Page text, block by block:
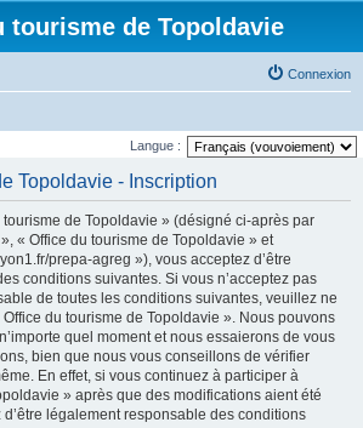
tourisme de Topoldavie
Connexion
Langue :
Topoldavie - Inscription
tourisme de Topoldavie » (désigné ci-après par
« Office du tourisme de Topoldavie » et
prepa-agreg »), vous acceptez d’être
conditions suivantes. Si vous n’acceptez pas
de toutes les conditions suivantes, veuillez ne
du tourisme de Topoldavie ». Nous pouvons
quel moment et nous essaierons de vous
bien que nous vous conseillons de vérifier
En effet, si vous continuez à participer à
» après que des modifications aient été
légalement responsable des conditions